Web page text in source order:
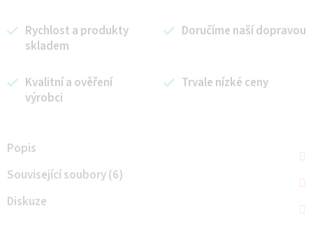
Rychlost a produkty
skladem
Doručíme naší dopravou
Kvalitní a ověření
výrobci
Trvale nízké ceny
Popis
Související soubory (6)
Diskuze